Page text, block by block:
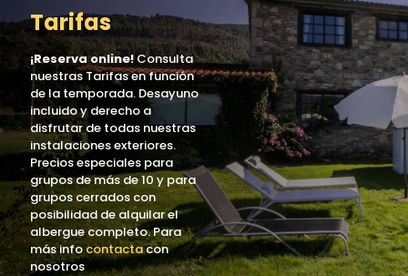
Tarifas
¡Reserva online!Consulta
nuestras Tarifas en función
de la temporada. Desayuno
incluido y derecho a
disfrutar de todas nuestras
instalaciones exteriores.
Precios especiales para
grupos de más de 10 y para
grupos cerrados con
posibilidad de alquilar el
albergue completo. Para
más infocontactacon
nosotros